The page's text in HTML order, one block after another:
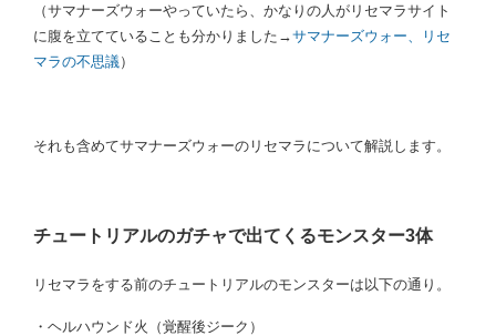
（サマナーズウォーやっていたら、かなりの人がリセマラサイト
に腹を立てていることも分かりました→サマナーズウォー、リセ
マラの不思議）
それも含めてサマナーズウォーのリセマラについて解説します。
チュートリアルのガチャで出てくるモンスター3体
リセマラをする前のチュートリアルのモンスターは以下の通り。
・ヘルハウンド火（覚醒後ジーク）